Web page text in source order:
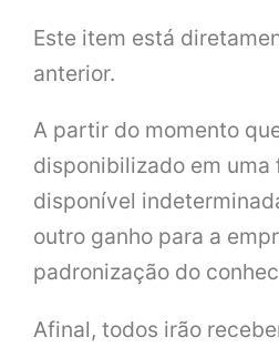
Este item está
anterior.
A partir do momento
disponibilizado em uma
disponível
outro ganho para a
padronização do
Afinal, todos irão